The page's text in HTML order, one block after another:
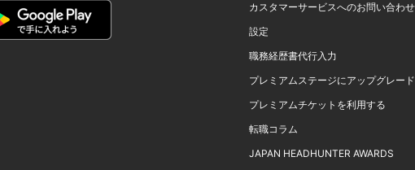
カスタマーサービスへのお問い合わせ
設定
職務経歴書代行入力
プレミアムステージにアップグレード
プレミアムチケットを利用する
転職コラム
JAPAN HEADHUNTER AWARDS